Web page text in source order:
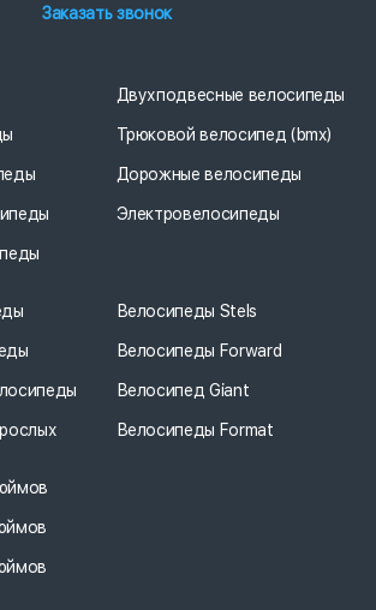
Заказать звонок
Двухподвесные велосипеды
Трюковой велосипед (bmx)
Дорожные велосипеды
Электровелосипеды
Велосипеды Stels
Велосипеды Forward
Велосипед Giant
Велосипеды Format